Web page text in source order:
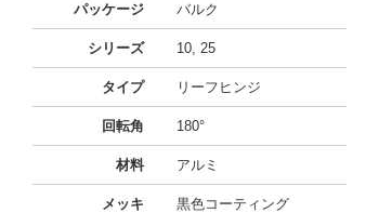
パッケージ バルク
シリーズ 10, 25
タイプ リーフヒンジ
回転角 180°
材料 アルミ
メッキ 黒色コーティング